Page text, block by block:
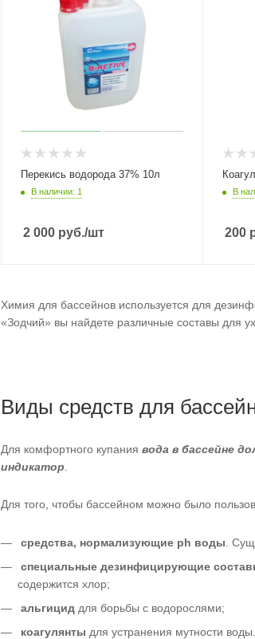
Перекись водорода 37% 10л
В наличии: 1
2 000 руб./шт
В
200
Химия для бассейнов используется для
«Зодчий» вы найдете различные составы для
Виды средств для
Для комфортного купания вода в бассейне
индикатор
Для того, чтобы бассейном можно было
средства, нормализующие ph воды .
специальные дезинфицирующие
содержится хлор;
альгицид для борьбы с водорослями;
коагулянты для устранения мутности воды.